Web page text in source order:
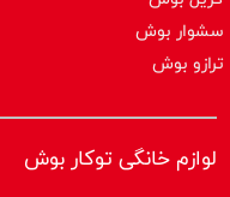
سشوار بوش
ترازو بوش
لوازم خانگی توکار بوش